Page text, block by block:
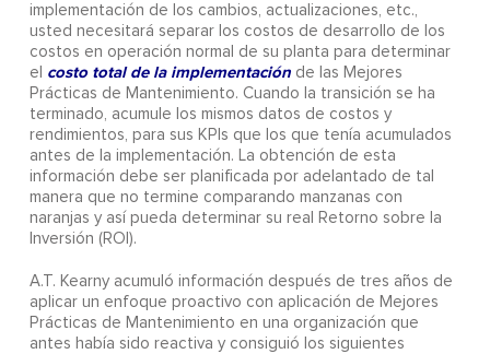
implementación de los cambios, actualizaciones, etc.,
usted necesitará separar los costos de desarrollo de los
costos en operación normal de su planta para determinar
el costo total de la implementación de las Mejores
Prácticas de Mantenimiento. Cuando la transición se ha
terminado, acumule los mismos datos de costos y
rendimientos, para sus KPIs que los que tenía acumulados
antes de la implementación. La obtención de esta
información debe ser planificada por adelantado de tal
manera que no termine comparando manzanas con
naranjas y así pueda determinar su real Retorno sobre la
Inversión (ROI).
A.T. Kearny acumuló información después de tres años de
aplicar un enfoque proactivo con aplicación de Mejores
Prácticas de Mantenimiento en una organización que
antes había sido reactiva y consiguió los siguientes